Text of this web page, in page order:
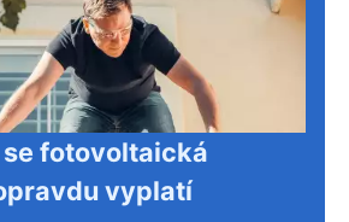
fotovoltaická
vyplatí